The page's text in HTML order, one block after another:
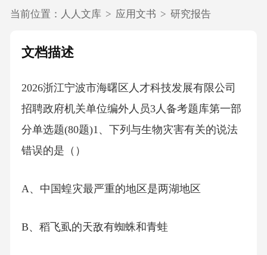
当前位置： 人人文库 > 应用文书 > 研究报告
文档描述
2026浙江宁波市海曙区人才科技发展有限公司
招聘政府机关单位编外人员3人备考题库第一部
分单选题(80题)1、下列与生物灾害有关的说法
错误的是（）
A、中国蝗灾最严重的地区是两湖地区
B、稻飞虱的天敌有蜘蛛和青蛙